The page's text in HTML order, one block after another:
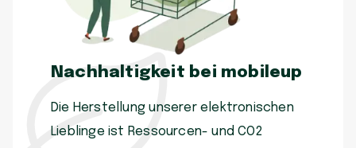
Nachhaltigkeit bei mobileup
Die Herstellung unserer elektronischen
Lieblinge ist Ressourcen- und CO2